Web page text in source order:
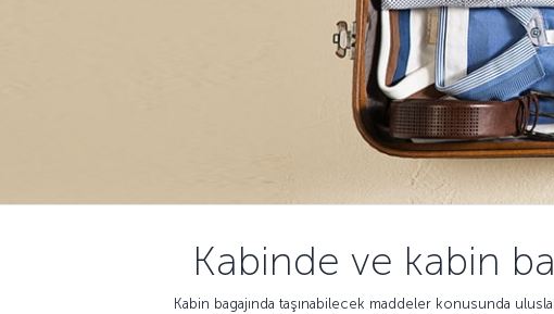
Kabinde ve kabin
Kabin bagajında taşınabilecek maddeler konusunda